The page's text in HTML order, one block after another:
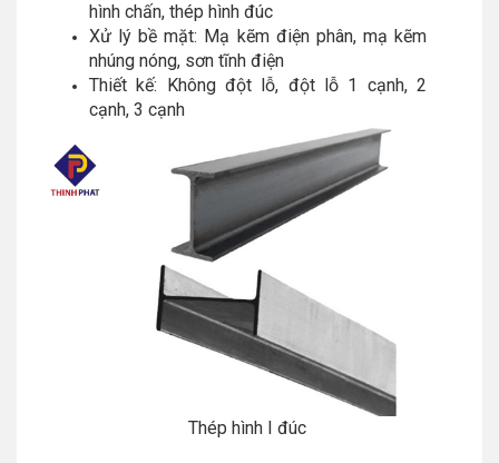
hình chấn, thép hình đúc
Xử lý bề mặt: Mạ kẽm điện phân, mạ kẽm
nhúng nóng, sơn tĩnh điện
Thiết kế: Không đột lỗ, đột lỗ 1 cạnh, 2
cạnh, 3 cạnh
Thép hình I đúc